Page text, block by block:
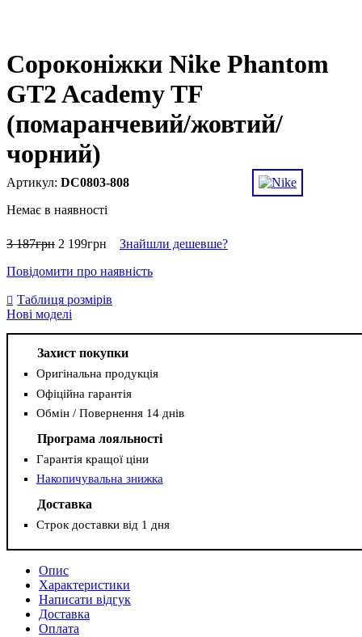
Сороконіжки Nike Phantom
GT2 Academy TF
(помаранчевий/жовтий/
чорний)
DC0803-808
Немає в наявності
3 187грн 2 199грн
Знайшли дешевше?
Повідомити про наявність
Таблиця розмірів
Нові моделі
Захист покупки
Оригінальна продукція
Офіційна гарантія
Обмін / Повернення 14 днів
Програма лояльності
Гарантія кращої ціни
Накопичувальна знижка
Доставка
Строк доставки від 1 дня
Опис
Характеристики
Написати відгук
Доставка
Оплата